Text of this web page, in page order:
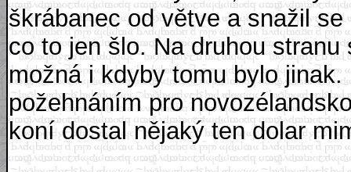
škrábanec od větve a snažil
co to jen šlo. Na druhou
možná i kdyby tomu bylo
požehnáním pro
koní dostal nějaký ten dolar